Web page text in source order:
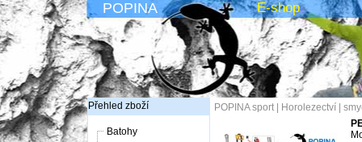
POPINA E-shop
Přehled zboží
Batohy
POPINA sport| Horolezectví